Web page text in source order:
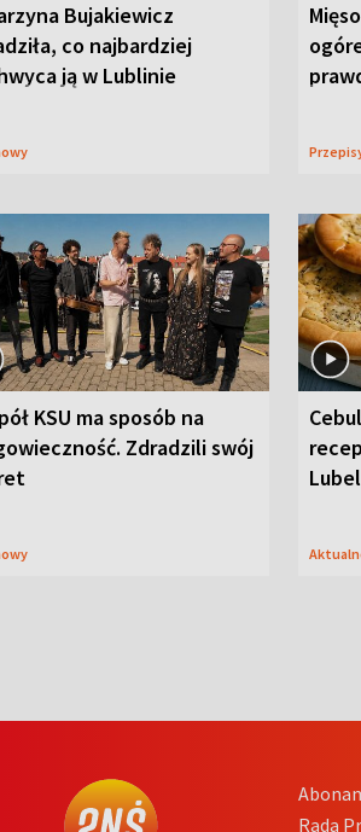
Bujakiewicz
co najbardziej
ją w Lublinie
KSU ma sposób na
Zdradzili swój
Rada